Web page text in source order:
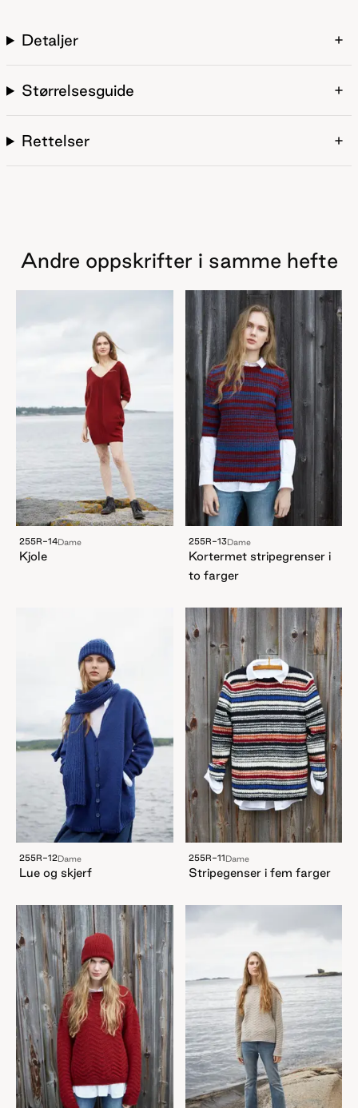
Detaljer
Størrelsesguide
Rettelser
Andre oppskrifter i samme hefte
255R-14Dame
Kjole
255R-13Dame
Kortermet stripegrenser i
to farger
255R-12Dame
Lue og skjerf
255R-11 Dame
Stripegenser i fem farger